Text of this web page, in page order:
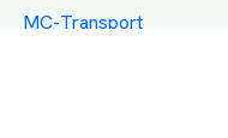
MC-Transport